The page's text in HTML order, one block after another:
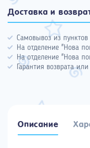
Доставка и
Самовывоз из
На отделение "Нова
На отделение "Нова
Гарантия возврата
Описание